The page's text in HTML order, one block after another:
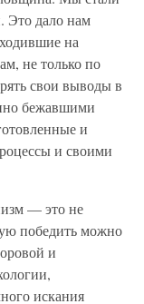
Это дало нам
на
не только по
свои выводы в
бежавшими
и
и своими
— это не
победить можно
и
искания